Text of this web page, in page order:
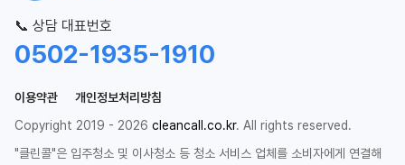
📞 상담 대표번호
0502-1935-1910
이용약관
개인정보처리방침
Copyright 2019 - 2026 cleancall.co.kr. All rights reserved.
"클린콜"은 입주청소 및 이사청소 등 청소 서비스 업체를 소비자에게 연결해